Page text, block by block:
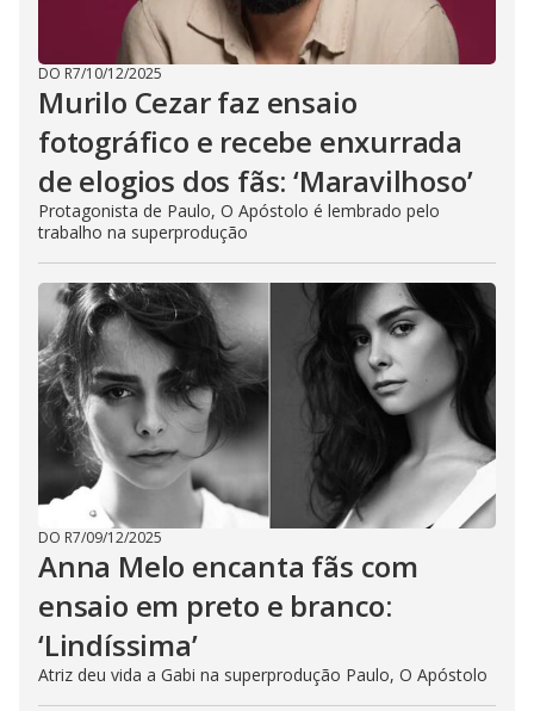
DO R7/10/12/2025
Murilo Cezar faz ensaio
fotográfico e recebe enxurrada
de elogios dos fãs: ‘Maravilhoso’
Protagonista de Paulo, O Apóstolo é lembrado pelo
trabalho na superprodução
DO R7/09/12/2025
Anna Melo encanta fãs com
ensaio em preto e branco:
‘Lindíssima’
Atriz deu vida a Gabi na superprodução Paulo, O Apóstolo